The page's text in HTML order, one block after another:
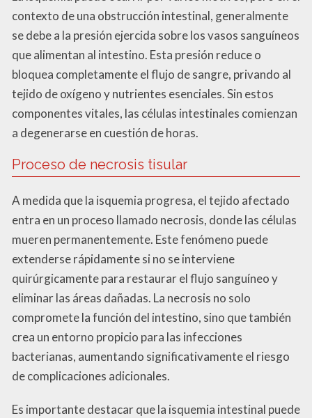
contexto de una obstrucción intestinal, generalmente
se debe a la presión ejercida sobre los vasos sanguíneos
que alimentan al intestino. Esta presión reduce o
bloquea completamente el flujo de sangre, privando al
tejido de oxígeno y nutrientes esenciales. Sin estos
componentes vitales, las células intestinales comienzan
a degenerarse en cuestión de horas.
Proceso de necrosis tisular
A medida que la isquemia progresa, el tejido afectado
entra en un proceso llamado necrosis, donde las células
mueren permanentemente. Este fenómeno puede
extenderse rápidamente si no se interviene
quirúrgicamente para restaurar el flujo sanguíneo y
eliminar las áreas dañadas. La necrosis no solo
compromete la función del intestino, sino que también
crea un entorno propicio para las infecciones
bacterianas, aumentando significativamente el riesgo
de complicaciones adicionales.
Es importante destacar que la isquemia intestinal puede